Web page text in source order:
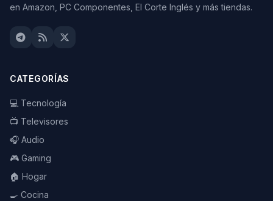
en Amazon, PC Componentes, El Corte Inglés y más tiendas.
CATEGORÍAS
💻 Tecnología
📺 Televisores
🎧 Audio
🎮 Gaming
🏠 Hogar
🍳 Cocina